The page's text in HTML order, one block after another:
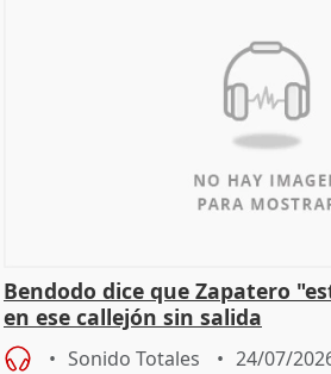
Bendodo dice que Zapatero
en ese callejón sin salida
Sonido Totales 24/07/